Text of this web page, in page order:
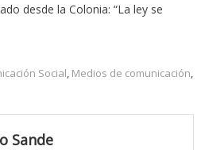
desde la Colonia: “La ley se
Social Medios de comunicación
Sande